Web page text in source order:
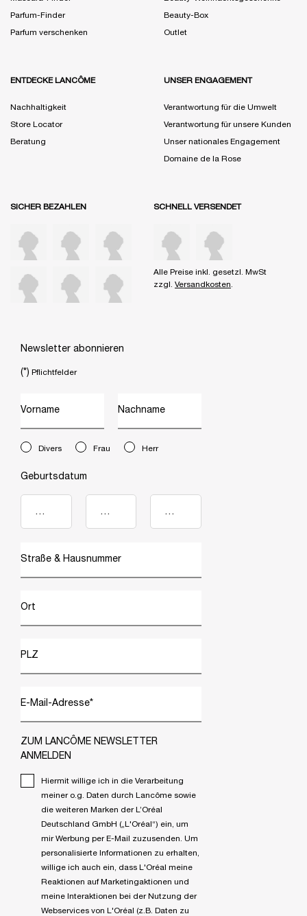
Parfum-Finder
Parfum verschenken
Beauty-Box
Outlet
ENTDECKE LANCÔME
Nachhaltigkeit
Store Locator
Beratung
UNSER ENGAGEMENT
Verantwortung für die Umwelt
Verantwortung für unsere Kunden
Unser nationales Engagement
Domaine de la Rose
SICHER BEZAHLEN SCHNELL VERSENDET
Alle Preise inkl. gesetzl. MwSt
zzgl. Versandkosten.
Newsletter abonnieren
(*) Pflichtfelder
Vorname Nachname
newslettersignup.title.legend
Divers Frau Herr
Geburtsdatum
Straße & Hausnummer
Ort
PLZ
E-Mail-Adresse*
ZUM LANCÔME NEWSLETTER
ANMELDEN
Hiermit willige ich in die Verarbeitung
meiner o.g. Daten durch Lancôme sowie
die weiteren Marken der L’Oréal
Deutschland GmbH („L'Oréal“) ein, um
mir Werbung per E-Mail zuzusenden. Um
personalisierte Informationen zu erhalten,
willige ich auch ein, dass L'Oréal meine
Reaktionen auf Marketingaktionen und
meine Interaktionen bei der Nutzung der
Webservices von L'Oréal (z.B. Daten zu